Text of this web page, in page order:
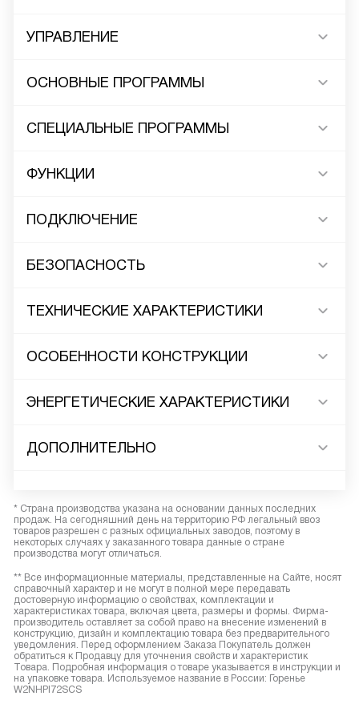
УПРАВЛЕНИЕ
ОСНОВНЫЕ ПРОГРАММЫ
СПЕЦИАЛЬНЫЕ ПРОГРАММЫ
ФУНКЦИИ
ПОДКЛЮЧЕНИЕ
БЕЗОПАСНОСТЬ
ТЕХНИЧЕСКИЕ ХАРАКТЕРИСТИКИ
ОСОБЕННОСТИ КОНСТРУКЦИИ
ЭНЕРГЕТИЧЕСКИЕ ХАРАКТЕРИСТИКИ
ДОПОЛНИТЕЛЬНО
* Страна производства указана на основании данных последних
продаж. На сегодняшний день на территорию РФ легальный ввоз
товаров разрешен с разных официальных заводов, поэтому в
некоторых случаях у заказанного товара данные о стране
производства могут отличаться.
** Все информационные материалы, представленные на Сайте, носят
справочный характер и не могут в полной мере передавать
достоверную информацию о свойствах, комплектации и
характеристиках товара, включая цвета, размеры и формы. Фирма-
производитель оставляет за собой право на внесение изменений в
конструкцию, дизайн и комплектацию товара без предварительного
уведомления. Перед оформлением Заказа Покупатель должен
обратиться к Продавцу для уточнения свойств и характеристик
Товара. Подробная информация о товаре указывается в инструкции и
на упаковке товара. Используемое название в России: Горенье
W2NHPI72SCS